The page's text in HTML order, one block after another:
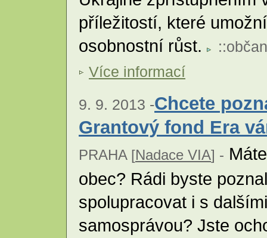
příležitostí, které
osobnostní růst.
::
Více informací
9. 9. 2013 -Chcete
Grantový fond Era
PRAHA [Nadace VIA] -
obec? Rádi byste
spolupracovat i s
samosprávou? Jste